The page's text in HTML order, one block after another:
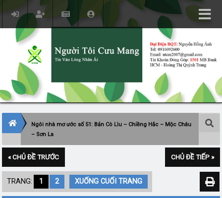
Ngôi nhà mơ ước số 51: Bản Cò Lìu – Chiềng Hắc – Mộc Châu
– Sơn La
« CHỦ ĐỀ TRƯỚC CHỦ ĐỀ TIẾP »
TRANG: 1 2 XUỐNG CUỐI TRANG